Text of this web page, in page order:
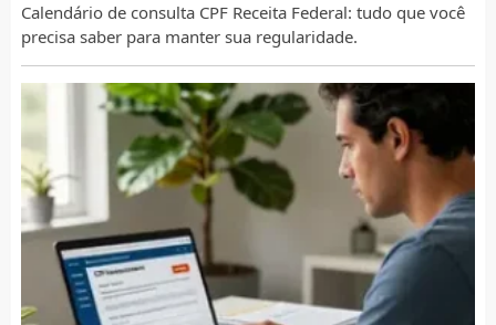
Calendário de consulta CPF Receita Federal: tudo que você
precisa saber para manter sua regularidade.